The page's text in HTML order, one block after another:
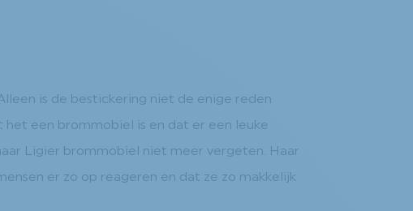
is de bestickering niet de enige reden
een brommobiel is en dat er een leuke
Ligier brommobiel niet meer vergeten. Haar
er zo op reageren en dat ze zo makkelijk